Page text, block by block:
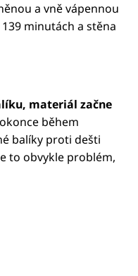
a vně vápennou
minutách a stěna
materiál začne
během
balíky proti dešti
to obvykle problém,